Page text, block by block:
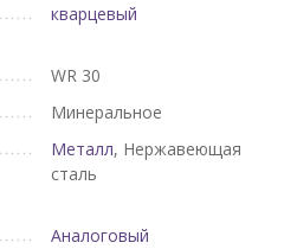
кварцевый
WR 30
Минеральное
Металл, Нержавеющая
сталь
Аналоговый